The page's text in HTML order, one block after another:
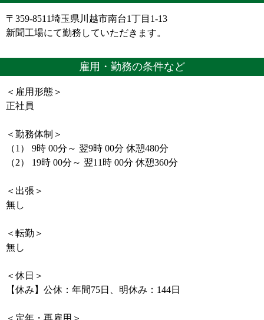
〒359-8511埼玉県川越市南台1丁目1-13
新聞工場にて勤務していただきます。
雇用・勤務の条件など
＜雇用形態＞
正社員
＜勤務体制＞
（1） 9時 00分～ 翌9時 00分 休憩480分
（2） 19時 00分～ 翌11時 00分 休憩360分
＜出張＞
無し
＜転勤＞
無し
＜休日＞
【休み】公休：年間75日、明休み：144日
＜定年・再雇用＞